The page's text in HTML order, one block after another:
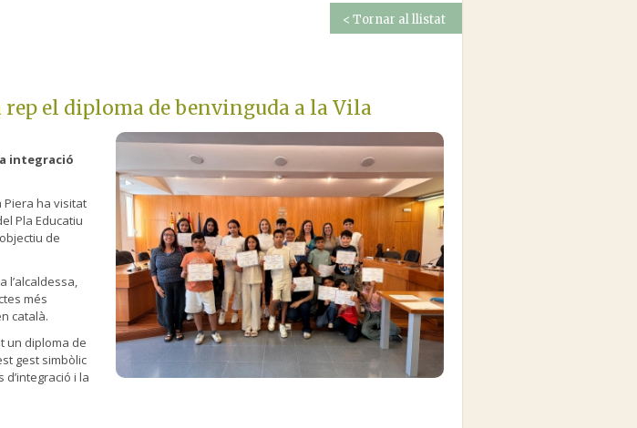
< Tornar al llistat
rep el diploma de benvinguda a la Vila
integració
Piera ha visitat
Pla Educatiu
de
l’alcaldessa,
més
català.
un diploma de
gest simbòlic
i la